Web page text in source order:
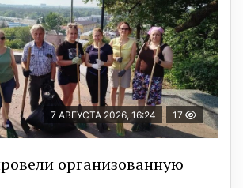
7 АВГУСТА 2026, 16:24 17
организованную